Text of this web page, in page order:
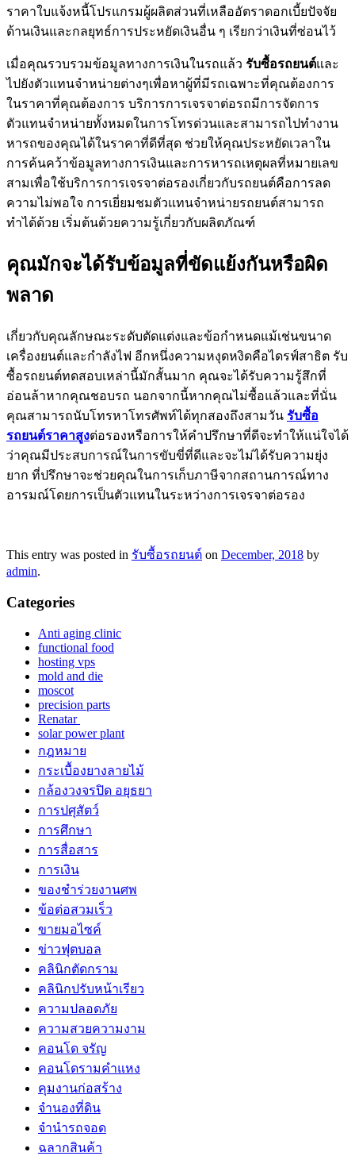
ราคาใบแจ้งหนี้โปรแกรมผู้ผลิตส่วนที่เหลืออัตราดอกเบี้ยปัจจัย
ด้านเงินและกลยุทธ์การประหยัดเงินอื่น ๆ เรียกว่าเงินที่ซ่อนไว้
เมื่อคุณรวบรวมข้อมูลทางการเงินในรถแล้ว รับซื้อรถยนต์และ
ไปยังตัวแทนจำหน่ายต่างๆเพื่อหาผู้ที่มีรถเฉพาะที่คุณต้องการ
ในราคาที่คุณต้องการ บริการการเจรจาต่อรถมีการจัดการ
ตัวแทนจำหน่ายทั้งหมดในการโทรด่วนและสามารถไปทำงาน
หารถของคุณได้ในราคาที่ดีที่สุด ช่วยให้คุณประหยัดเวลาใน
การค้นคว้าข้อมูลทางการเงินและการหารถเหตุผลที่หมายเลข
สามเพื่อใช้บริการการเจรจาต่อรองเกี่ยวกับรถยนต์คือการลด
ความไม่พอใจ การเยี่ยมชมตัวแทนจำหน่ายรถยนต์สามารถ
ทำได้ด้วย เริ่มต้นด้วยความรู้เกี่ยวกับผลิตภัณฑ์
คุณมักจะได้รับข้อมูลที่ขัดแย้งกันหรือผิด
พลาด
เกี่ยวกับคุณลักษณะระดับตัดแต่งและข้อกำหนดแม้เช่นขนาด
เครื่องยนต์และกำลังไฟ อีกหนึ่งความหงุดหงิดคือไดรฟ์สาธิต รับ
ซื้อรถยนต์ทดสอบเหล่านี้มักสั้นมาก คุณจะได้รับความรู้สึกที่
อ่อนล้าหากคุณชอบรถ นอกจากนี้หากคุณไม่ซื้อแล้วและที่นั่น
คุณสามารถนับโทรหาโทรศัพท์ได้ทุกสองถึงสามวัน รับซื้อ
รถยนต์ราคาสูงต่อรองหรือการให้คำปรึกษาที่ดีจะทำให้แน่ใจได้
ว่าคุณมีประสบการณ์ในการขับขี่ที่ดีและจะไม่ได้รับความยุ่ง
ยาก ที่ปรึกษาจะช่วยคุณในการเก็บภาษีจากสถานการณ์ทาง
อารมณ์โดยการเป็นตัวแทนในระหว่างการเจรจาต่อรอง
This entry was posted in รับซื้อรถยนต์ on December, 2018 by
admin.
Categories
Anti aging clinic
functional food
hosting vps
mold and die
moscot
precision parts
Renatar
solar power plant
กฎหมาย
กระเบื้องยางลายไม้
กล้องวงจรปิด อยุธยา
การปศุสัตว์
การศึกษา
การสื่อสาร
การเงิน
ของชำร่วยงานศพ
ข้อต่อสวมเร็ว
ขายมอไซค์
ข่าวฟุตบอล
คลินิกตัดกราม
คลินิกปรับหน้าเรียว
ความปลอดภัย
ความสวยความงาม
คอนโด จรัญ
คอนโดรามคำแหง
คุมงานก่อสร้าง
จำนองที่ดิน
จำนำรถจอด
ฉลากสินค้า